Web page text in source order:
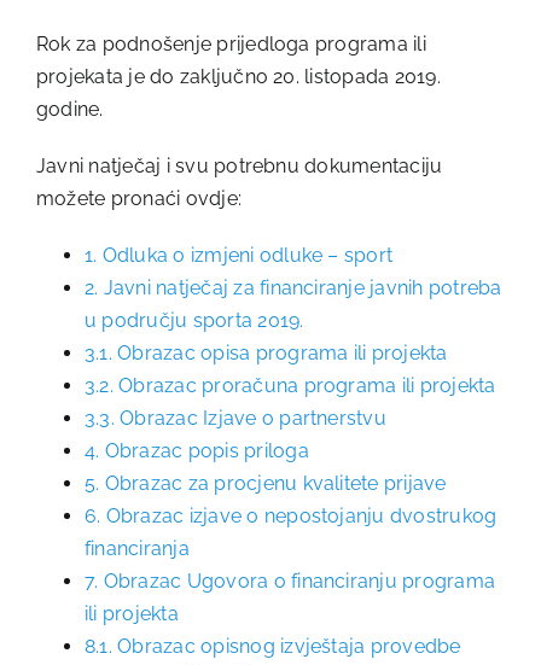
Rok za podnošenje prijedloga programa ili
projekata je do zaključno 20. listopada 2019.
godine.
Javni natječaj i svu potrebnu dokumentaciju
možete pronaći ovdje:
1. Odluka o izmjeni odluke – sport
2. Javni natječaj za financiranje javnih potreba
u području sporta 2019.
3.1. Obrazac opisa programa ili projekta
3.2. Obrazac proračuna programa ili projekta
3.3. Obrazac Izjave o partnerstvu
4. Obrazac popis priloga
5. Obrazac za procjenu kvalitete prijave
6. Obrazac izjave o nepostojanju dvostrukog
financiranja
7. Obrazac Ugovora o financiranju programa
ili projekta
8.1. Obrazac opisnog izvještaja provedbe